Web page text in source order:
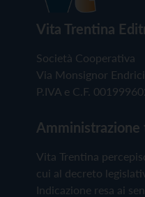
Vita Trentina
Società Cooperativa
Via Monsignor
P.IVA e C.F.
Amministrazione
Vita Trentina
cui al decreto
Indicazione resa ai